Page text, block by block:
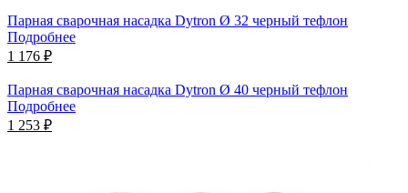
Парная сварочная насадка Dytron Ø 32 черный тефлон
Подробнее
1 176 ₽
Парная сварочная насадка Dytron Ø 40 черный тефлон
Подробнее
1 253 ₽